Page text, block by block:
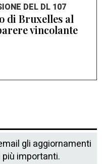
DEL DL 107
di Bruxelles al
vincolante
gli aggiornamenti
importanti.